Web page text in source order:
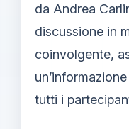
da Andrea
discussione in
coinvolgente,
tutti i